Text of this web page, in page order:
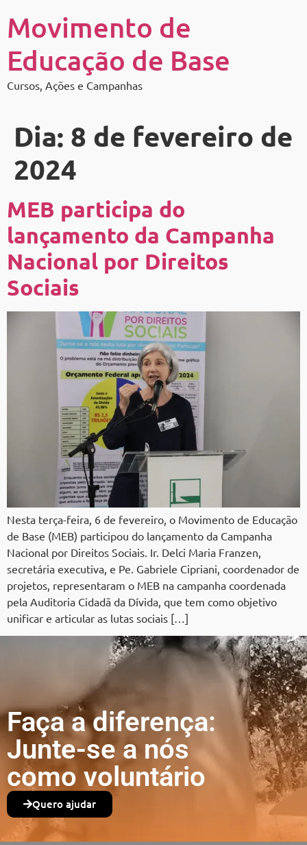
Movimento de
Educação de Base
Cursos, Ações e Campanhas
Dia: 8 de fevereiro de
2024
MEB participa do
lançamento da Campanha
Nacional por Direitos
Sociais
Nesta terça-feira, 6 de fevereiro, o Movimento de Educação
de Base (MEB) participou do lançamento da Campanha
Nacional por Direitos Sociais. Ir. Delci Maria Franzen,
secretária executiva, e Pe. Gabriele Cipriani, coordenador de
projetos, representaram o MEB na campanha coordenada
pela Auditoria Cidadã da Dívida, que tem como objetivo
unificar e articular as lutas sociais […]
Faça a diferença:
Junte-se a nós
como voluntário
Quero ajudar